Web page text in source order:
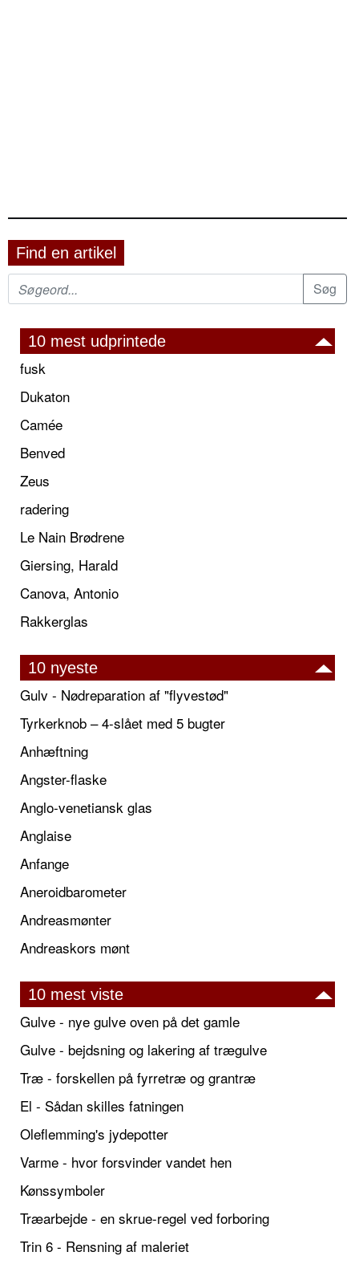
Find en artikel
10 mest udprintede
fusk
Dukaton
Camée
Benved
Zeus
radering
Le Nain Brødrene
Giersing, Harald
Canova, Antonio
Rakkerglas
10 nyeste
Gulv - Nødreparation af "flyvestød"
Tyrkerknob – 4-slået med 5 bugter
Anhæftning
Angster-flaske
Anglo-venetiansk glas
Anglaise
Anfange
Aneroidbarometer
Andreasmønter
Andreaskors mønt
10 mest viste
Gulve - nye gulve oven på det gamle
Gulve - bejdsning og lakering af trægulve
Træ - forskellen på fyrretræ og grantræ
El - Sådan skilles fatningen
Oleflemming's jydepotter
Varme - hvor forsvinder vandet hen
Kønssymboler
Træarbejde - en skrue-regel ved forboring
Trin 6 - Rensning af maleriet